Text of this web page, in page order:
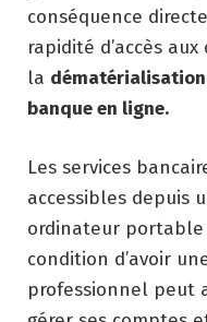
conséquence
rapidité d’accès
la dématérialisation
banque en ligne.
Les services
accessibles depuis
ordinateur
condition d’avoir
professionnel peut